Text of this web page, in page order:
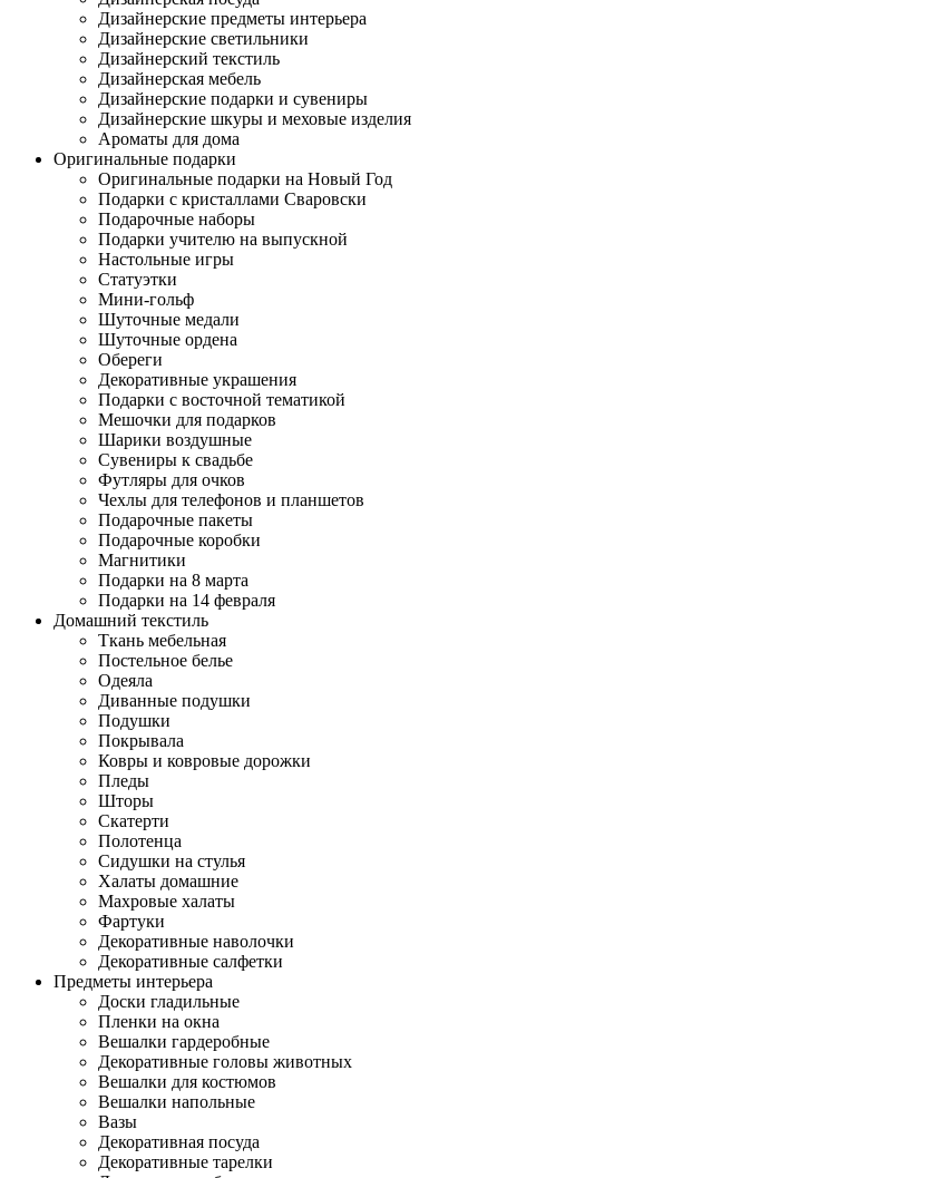
Дизайнерские предметы интерьера
Дизайнерские светильники
Дизайнерский текстиль
Дизайнерская мебель
Дизайнерские подарки и сувениры
Дизайнерские шкуры и меховые изделия
Ароматы для дома
Оригинальные подарки
Оригинальные подарки на Новый Год
Подарки с кристаллами Сваровски
Подарочные наборы
Подарки учителю на выпускной
Настольные игры
Статуэтки
Мини-гольф
Шуточные медали
Шуточные ордена
Обереги
Декоративные украшения
Подарки с восточной тематикой
Мешочки для подарков
Шарики воздушные
Сувениры к свадьбе
Футляры для очков
Чехлы для телефонов и планшетов
Подарочные пакеты
Подарочные коробки
Магнитики
Подарки на 8 марта
Подарки на 14 февраля
Домашний текстиль
Ткань мебельная
Постельное белье
Одеяла
Диванные подушки
Подушки
Покрывала
Ковры и ковровые дорожки
Пледы
Шторы
Скатерти
Полотенца
Сидушки на стулья
Халаты домашние
Махровые халаты
Фартуки
Декоративные наволочки
Декоративные салфетки
Предметы интерьера
Доски гладильные
Пленки на окна
Вешалки гардеробные
Декоративные головы животных
Вешалки для костюмов
Вешалки напольные
Вазы
Декоративная посуда
Декоративные тарелки